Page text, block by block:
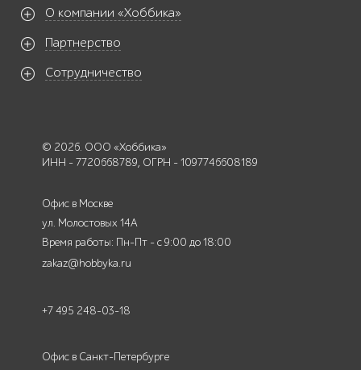
О компании «Хоббика»
Партнерство
Сотрудничество
© 2026. ООО «Хоббика»
ИНН - 7720668789, ОГРН - 1097746608189
Офис в Москве
ул. Молостовых 14А
Время работы: Пн-Пт - с 9:00 до 18:00
zakaz@hobbyka.ru
+7 495 248-03-18
Офис в Санкт-Петербурге